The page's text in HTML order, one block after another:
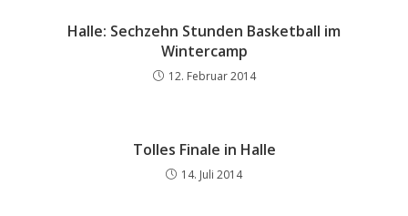
Halle: Sechzehn Stunden Basketball im
Wintercamp
12. Februar 2014
Tolles Finale in Halle
14. Juli 2014